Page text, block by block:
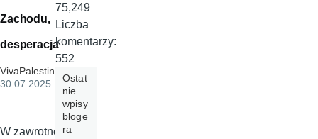
Zachodu,
desperacja
VivaPalestina
30.07.2025
W zawrotnej
75,249
Liczba
komentarzy:
552
Ostat
nie
wpisy
bloge
ra